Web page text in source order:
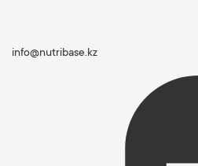
info@nutribase.kz